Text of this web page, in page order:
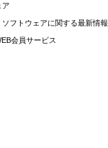
ア
フトウェアに関する最新情報
会員サービス